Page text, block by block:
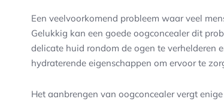
Een veelvoorkomend probleem waar veel
Gelukkig kan een goede oogconcealer dit
delicate huid rondom de ogen te verhelderen
hydraterende eigenschappen om ervoor te
Het aanbrengen van oogconcealer vergt